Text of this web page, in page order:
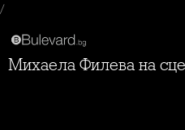
/
Михаела Филева на